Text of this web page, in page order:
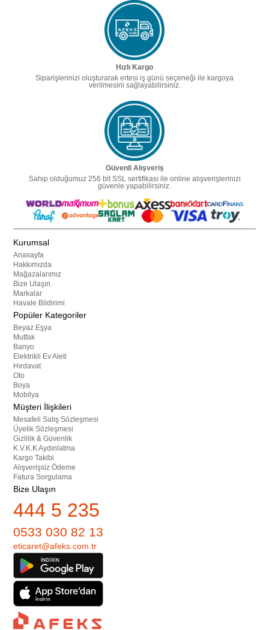
Hızlı Kargo
Siparişlerinizi oluşturarak ertesi iş günü seçeneği ile kargoya
verilmesini sağlayabilirsiniz.
Güvenli Alışveriş
Sahip olduğumuz 256 bit SSL sertifikası ile online alışverişlerinizi
güvenle yapabilirsiniz.
Kurumsal
Anasayfa
Hakkımızda
Mağazalarımız
Bize Ulaşın
Markalar
Havale Bildirimi
Popüler Kategoriler
Beyaz Eşya
Mutfak
Banyo
Elektrikli Ev Aleti
Hırdavat
Oto
Boya
Mobilya
Müşteri İlişkileri
Mesafeli Satış Sözleşmesi
Üyelik Sözleşmesi
Gizlilik & Güvenlik
K.V.K.K Aydınlatma
Kargo Takibi
Alışverişsiz Ödeme
Fatura Sorgulama
Bize Ulaşın
444 5 235
0533 030 82 13
eticaret@afeks.com.tr